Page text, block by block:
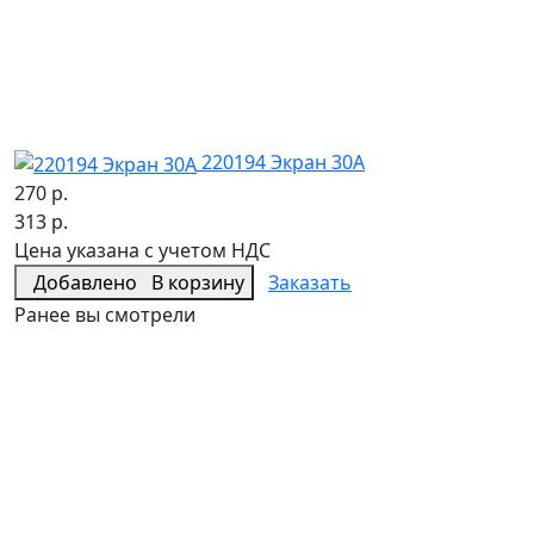
220194 Экран 30А
270 р.
313 р.
Цена указана с учетом НДС
Добавлено
В корзину
Заказать
Ранее вы смотрели